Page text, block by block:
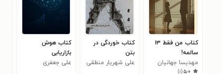
کتاب من فقط ۱۳
سالمه!
مهدیسا جهانیان
۵٫۰(۱)
کتاب خوردگی در
بتن
علی شهریار منطقی
کتاب هوش
بازاریابی
علی جعفری